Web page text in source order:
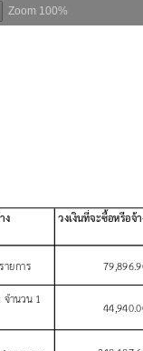
Zoom 100%